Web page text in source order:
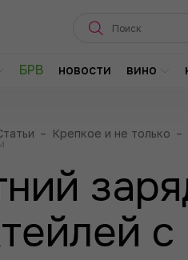
БРВ новости вино
– Крепкое и не только –